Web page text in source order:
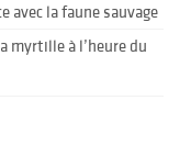
avec la faune sauvage
myrtille à l’heure du